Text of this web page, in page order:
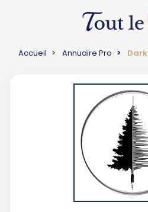
Accueil Annuaire Pro